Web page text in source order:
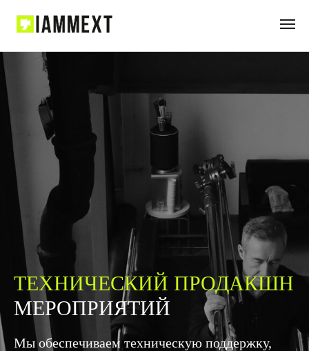
ТЕХНИЧЕСКИЙ ПРОДАКШН
МЕРОПРИЯТИЙ
Мы обеспечиваем техническую поддержку,